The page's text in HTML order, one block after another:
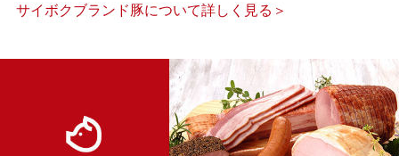
サイボクブランド豚について詳しく見る＞